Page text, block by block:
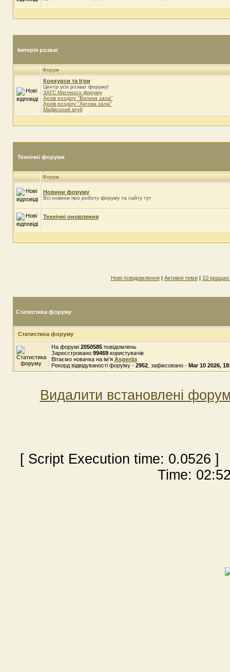
Імперія розваг
Форум
Конкурси та Iгри
Центр усіх розваг форуму!
ЗАГС Магічного форуму
Архів розділу "Велика зала"
Архів розділу "Актова зала"
Мафіозний клуб
Технічні форуми
Форум
Новини форуму
Всі новини про роботу форуму та сайту тут
Технічні оновлення
Нові повідомлення| Активні теми| 10 кращих
Статистика форуму
Статистика форуму
На форумі 2050585повідомлень
Зареєстровано 99469користувачів
Вітаємо новачка на ім'я Asgerda
Рекорд відвідуваності форуму - 2952, зафіксовано - Mar 10 2026,
Видалити встановлені
[ Script Execution time: 0.0526 ]
Time: